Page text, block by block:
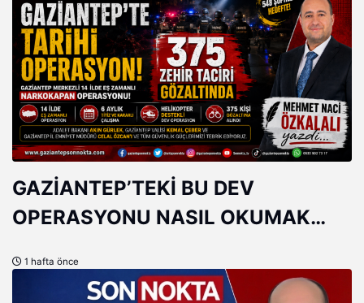
GAZİANTEP’TEKİ BU DEV
OPERASYONU NASIL OKUMAK
1 hafta önce